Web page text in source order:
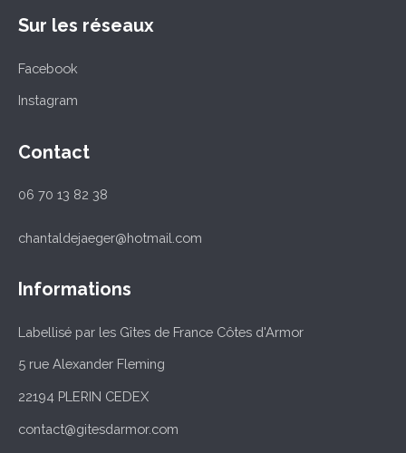
Sur les réseaux
Facebook
Instagram
Contact
06 70 13 82 38
chantaldejaeger@hotmail.com
Informations
Labellisé par les Gîtes de France Côtes d'Armor
5 rue Alexander Fleming
22194 PLERIN CEDEX
contact@gitesdarmor.com